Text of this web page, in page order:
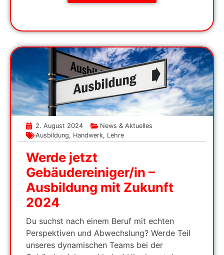
2. August 2024
News & Aktuelles
Ausbildung, Handwerk, Lehre
Werde jetzt
Gebäudereiniger/in –
Ausbildung mit Zukunft
2024
Du suchst nach einem Beruf mit echten
Perspektiven und Abwechslung? Werde Teil
unseres dynamischen Teams bei der